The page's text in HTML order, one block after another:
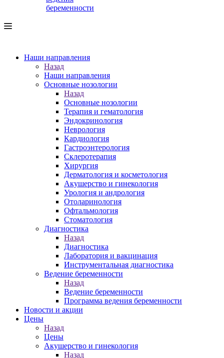
беременности
Наши направления
Назад
Наши направления
Основные нозологии
Назад
Основные нозологии
Терапия и гематология
Эндокринология
Неврология
Кардиология
Гастроэнтерология
Склеротерапия
Хирургия
Дерматология и косметология
Акушерство и гинекология
Урология и андрология
Отоларинология
Офтальмология
Стоматология
Диагностика
Назад
Диагностика
Лаборатория и вакцинация
Инструментальная диагностика
Ведение беременности
Назад
Ведение беременности
Программа ведения беременности
Новости и акции
Цены
Назад
Цены
Акушерство и гинекология
Назад